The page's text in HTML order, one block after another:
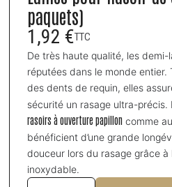
paquets)
1,92 €TTC
De très haute qualité, les demi-
réputées dans le monde entier.
des dents de requin, elles
sécurité un rasage ultra-précis.
rasoirs à ouverture papillon comme
bénéficient d’une grande
douceur lors du rasage grâce
inoxydable.